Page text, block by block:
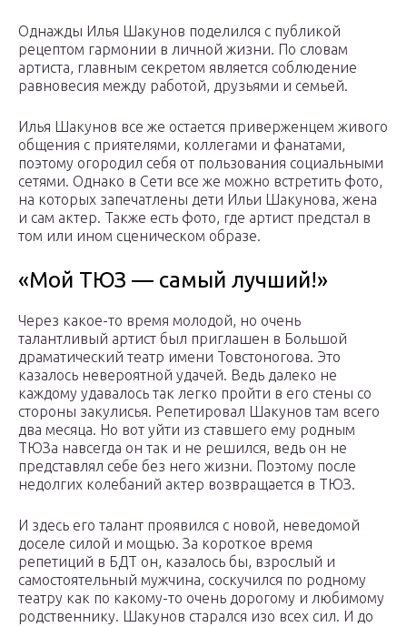
Однажды Илья Шакунов поделился с публикой
рецептом гармонии в личной жизни. По словам
артиста, главным секретом является соблюдение
равновесия между работой, друзьями и семьей.
Илья Шакунов все же остается приверженцем живого
общения с приятелями, коллегами и фанатами,
поэтому огородил себя от пользования социальными
сетями. Однако в Сети все же можно встретить фото,
на которых запечатлены дети Ильи Шакунова, жена
и сам актер. Также есть фото, где артист предстал в
том или ином сценическом образе.
«Мой ТЮЗ — самый лучший!»
Через какое-то время молодой, но очень
талантливый артист был приглашен в Большой
драматический театр имени Товстоногова. Это
казалось невероятной удачей. Ведь далеко не
каждому удавалось так легко пройти в его стены со
стороны закулисья. Репетировал Шакунов там всего
два месяца. Но вот уйти из ставшего ему родным
ТЮЗа навсегда он так и не решился, ведь он не
представлял себе без него жизни. Поэтому после
недолгих колебаний актер возвращается в ТЮЗ.
И здесь его талант проявился с новой, неведомой
доселе силой и мощью. За короткое время
репетиций в БДТ он, казалось бы, взрослый и
самостоятельный мужчина, соскучился по родному
театру как по какому-то очень дорогому и любимому
родственнику. Шакунов старался изо всех сил. И до